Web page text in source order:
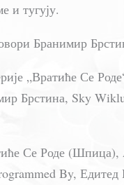
и тугују.
Бранимир
„Вратиће Се
Брстина, Sky
Се Роде
By,